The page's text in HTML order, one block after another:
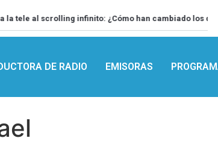
infinito: ¿Cómo han cambiado los dibujos de
DE RADIO EMISORAS